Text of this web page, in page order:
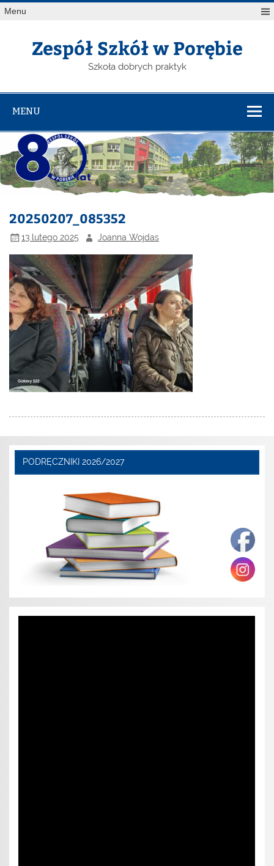
Menu
Zespół Szkół w Porębie
Szkoła dobrych praktyk
MENU
20250207_085352
13 lutego 2025 Joanna Wojdas
PODRĘCZNIKI 2026/2027